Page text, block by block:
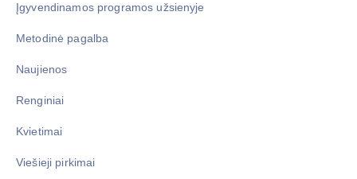
Įgyvendinamos programos užsienyje
Metodinė pagalba
Naujienos
Renginiai
Kvietimai
Viešieji pirkimai